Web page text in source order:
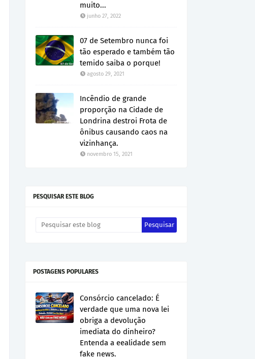
muito...
junho 27, 2022
07 de Setembro nunca foi
tão esperado e também tão
temido saiba o porque!
agosto 29, 2021
Incêndio de grande
proporção na Cidade de
Londrina destroi Frota de
ônibus causando caos na
vizinhança.
novembro 15, 2021
PESQUISAR ESTE BLOG
POSTAGENS POPULARES
Consórcio cancelado: É
verdade que uma nova lei
obriga a devolução
imediata do dinheiro?
Entenda a eealidade sem
fake news.